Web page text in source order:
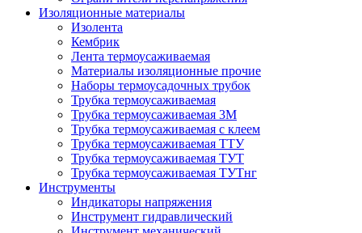
Изоляционные материалы
Изолента
Кембрик
Лента термоусаживаемая
Материалы изоляционные прочие
Наборы термоусадочных трубок
Трубка термоусаживаемая
Трубка термоусаживаемая 3М
Трубка термоусаживаемая с клеем
Трубка термоусаживаемая ТТУ
Трубка термоусаживаемая ТУТ
Трубка термоусаживаемая ТУТнг
Инструменты
Индикаторы напряжения
Инструмент гидравлический